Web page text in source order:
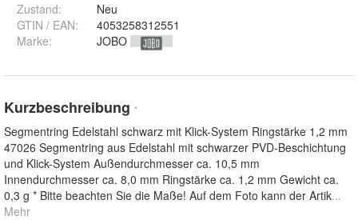
Zustand:
Neu
GTIN / EAN:
4053258312551
Marke:
JOBO
Kurzbeschreibung *
Segmentring Edelstahl schwarz mit Klick-System Ringstärke 1,2 mm
47026 Segmentring aus Edelstahl mit schwarzer PVD-Beschichtung
und Klick-System Außendurchmesser ca. 10,5 mm
Innendurchmesser ca. 8,0 mm Ringstärke ca. 1,2 mm Gewicht ca.
0,3 g * Bitte beachten Sie die Maße! Auf dem Foto kann der Artik...
Mehr